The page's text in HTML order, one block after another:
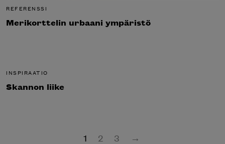
REFERENSSI
Merikorttelin urbaani ympäristö
INSPIRAATIO
Skannon liike
1 2 3 →